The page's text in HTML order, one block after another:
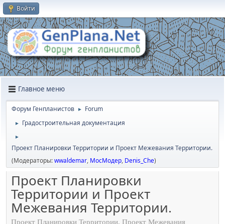
Войти
Главное меню
Форум Генпланистов ► Forum
► Градостроительная документация
►
Проект Планировки Территории и Проект Межевания Территории.
(Модераторы:wwaldemar, МосМодер, Denis_Che)
Проект Планировки
Территории и Проект
Межевания Территории.
Проект Планировки Территории, Проект Межевания